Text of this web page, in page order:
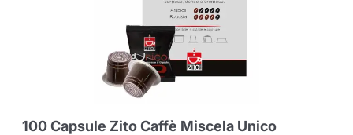
100 Capsule Zito Caffè Miscela Unico